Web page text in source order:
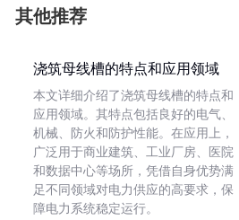
其他推荐
浇筑母线槽的特点和应用领域
本文详细介绍了浇筑母线槽的特点和
应用领域。其特点包括良好的电气、
机械、防火和防护性能。在应用上，
广泛用于商业建筑、工业厂房、医院
和数据中心等场所，凭借自身优势满
足不同领域对电力供应的高要求，保
障电力系统稳定运行。